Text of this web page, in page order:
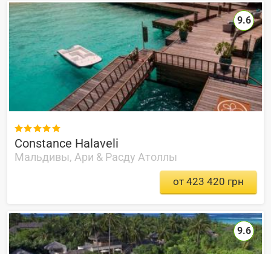

Constance Halaveli
Мальдивы, Ари & Расду Атоллы
9.6
от 423 420 грн
9.6